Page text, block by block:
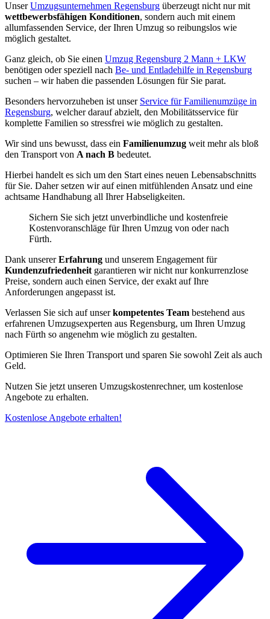
UnserUmzugsunternehmen Regensburg überzeugt nicht nur mit
wettbewerbsfähigen Konditionen, sondern auch mit einem
allumfassenden Service, der Ihren Umzug so reibungslos wie
möglich gestaltet.
Ganz gleich, ob Sie einen Umzug Regensburg 2 Mann + LKW
benötigen oder speziell nach Be- und Entladehilfe in Regensburg
suchen – wir haben die passenden Lösungen für Sie parat.
Besonders hervorzuheben ist unser Service für Familienumzüge in
Regensburg, welcher darauf abzielt, den Mobilitätsservice für
komplette Familien so stressfrei wie möglich zu gestalten.
Wir sind uns bewusst, dass ein Familienumzug weit mehr als bloß
den Transport von A nach B bedeutet.
Hierbei handelt es sich um den Start eines neuen Lebensabschnitts
für Sie. Daher setzen wir auf einen mitfühlenden Ansatz und eine
achtsame Handhabung all Ihrer Habseligkeiten.
Sichern Sie sich jetzt unverbindliche und kostenfreie
Kostenvoranschläge für Ihren Umzug von oder nach
Fürth.
Dank unsererErfahrung und unserem Engagement für
Kundenzufriedenheit garantieren wir nicht nur konkurrenzlose
Preise, sondern auch einen Service, der exakt auf Ihre
Anforderungen angepasst ist.
Verlassen Sie sich auf unserkompetentes Team bestehend aus
erfahrenen Umzugsexperten aus Regensburg, um Ihren Umzug
nach Fürth so angenehm wie möglich zu gestalten.
Optimieren Sie Ihren Transport und sparen Sie sowohl Zeit als auch
Geld.
Nutzen Sie jetzt unseren Umzugskostenrechner, um kostenlose
Angebote zu erhalten.
Kostenlose Angebote erhalten!